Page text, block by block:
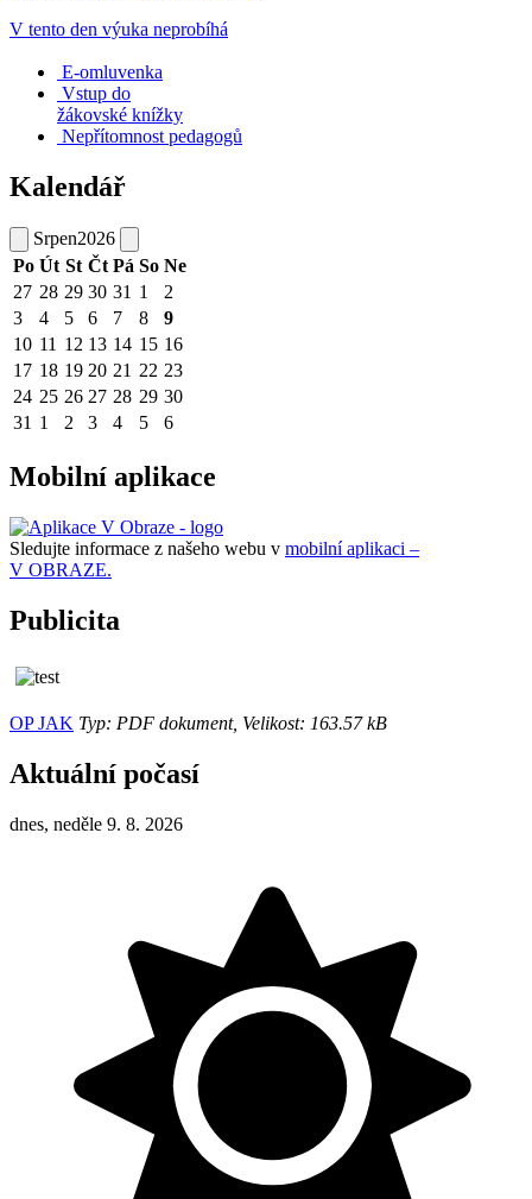
V tento den výuka neprobíhá
E-omluvenka
Vstup do
žákovské knížky
Nepřítomnost pedagogů
Kalendář
Srpen2026
Po Út St Čt Pá So Ne
27 28 29 30 31 1
2
3
4 5 6 7 8
9
10 11 12 13 14 15 16
17 18 19 20 21 22 23
24 25 26 27 28 29 30
31 1 2 3 4 5 6
Mobilní aplikace
Sledujte informace z našeho webu v mobilní aplikaci –
V OBRAZE.
Publicita
OP JAK Typ: PDF dokument, Velikost: 163.57 kB
Aktuální počasí
dnes, neděle 9. 8. 2026